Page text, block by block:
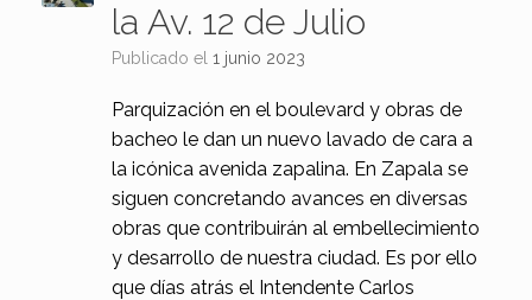
la Av. 12 de Julio
Publicado el 1 junio 2023
Parquización en el boulevard y obras de
bacheo le dan un nuevo lavado de cara a
la icónica avenida zapalina. En Zapala se
siguen concretando avances en diversas
obras que contribuirán al embellecimiento
y desarrollo de nuestra ciudad. Es por ello
que días atrás el Intendente Carlos